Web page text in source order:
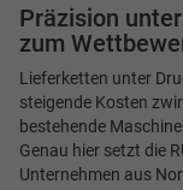
Präzision
zum
Lieferketten unter
steigende Kosten
bestehende
Genau hier setzt die
Unternehmen aus